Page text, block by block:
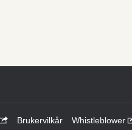
Brukervilkår Whistleblower